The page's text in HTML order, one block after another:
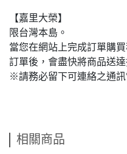
【嘉里大榮】
限台灣本島。
當您在網站上完成訂單購
訂單後，會盡快將商品送
※請務必留下可連絡之通訊
相關商品